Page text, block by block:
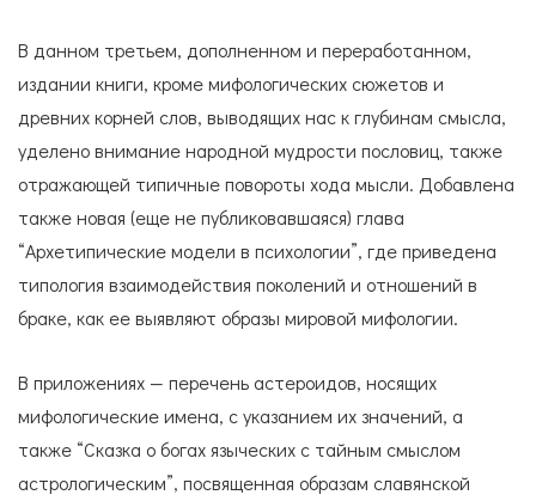
В данном третьем, дополненном и переработанном,
издании книги, кроме мифологических сюжетов и
древних корней слов, выводящих нас к глубинам смысла,
уделено внимание народной мудрости пословиц, также
отражающей типичные повороты хода мысли. Добавлена
также новая (еще не публиковавшаяся) глава
“Архетипические модели в психологии”, где приведена
типология взаимодействия поколений и отношений в
браке, как ее выявляют образы мировой мифологии.
В приложениях — перечень астероидов, носящих
мифологические имена, с указанием их значений, а
также “Сказка о богах языческих с тайным смыслом
астрологическим”, посвященная образам славянской